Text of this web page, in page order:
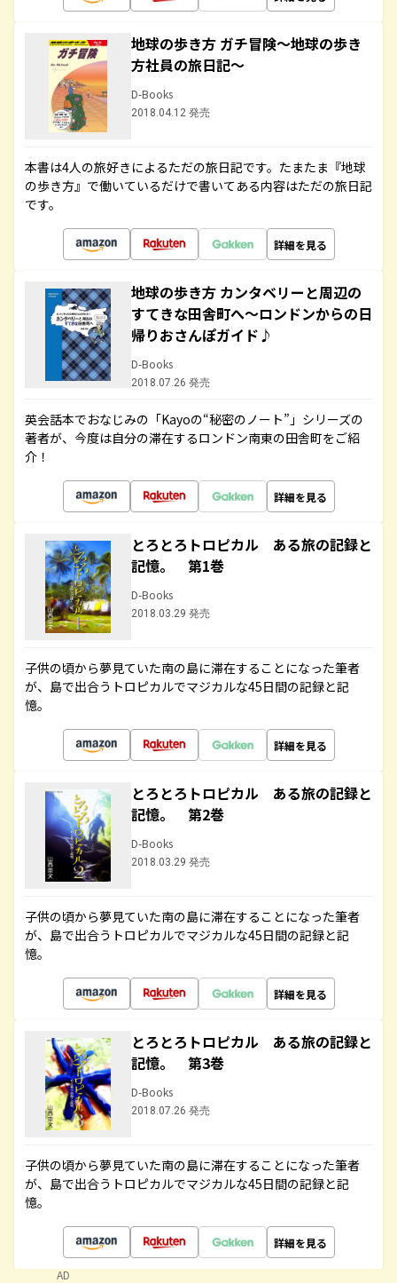
地球の歩き方 ガチ冒険～地球の歩き
方社員の旅日記～
D-Books
2018.04.12 発売
本書は4人の旅好きによるただの旅日記です。たまたま『地球
の歩き方』で働いているだけで書いてある内容はただの旅日記
です。
詳細を見る
地球の歩き方 カンタベリーと周辺の
すてきな田舎町へ～ロンドンからの日
帰りおさんぽガイド♪
D-Books
2018.07.26 発売
英会話本でおなじみの「Kayoの“秘密のノート”」シリーズの
著者が、今度は自分の滞在するロンドン南東の田舎町をご紹
介！
詳細を見る
とろとろトロピカル ある旅の記録と
記憶。 第1巻
D-Books
2018.03.29 発売
子供の頃から夢見ていた南の島に滞在することになった筆者
が、島で出合うトロピカルでマジカルな45日間の記録と記
憶。
詳細を見る
とろとろトロピカル ある旅の記録と
記憶。 第2巻
D-Books
2018.03.29 発売
子供の頃から夢見ていた南の島に滞在することになった筆者
が、島で出合うトロピカルでマジカルな45日間の記録と記
憶。
詳細を見る
とろとろトロピカル ある旅の記録と
記憶。 第3巻
D-Books
2018.07.26 発売
子供の頃から夢見ていた南の島に滞在することになった筆者
が、島で出合うトロピカルでマジカルな45日間の記録と記
憶。
詳細を見る
AD